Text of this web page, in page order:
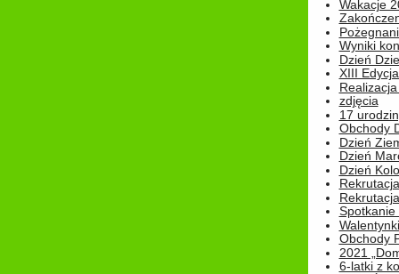
Wakacje
Wyniki
Dzień
XIII
zdjęcia
17
Obchody
Dzień
Dzień
Dzień
Rekrutacja
Spotkanie
Obchody
2021
6-latki z